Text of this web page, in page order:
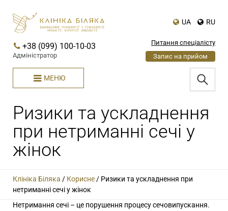
UA RU
+38 (099) 100-10-03
Адміністратор
Питання спеціалісту
Запис на прийом
МЕНЮ
Ризики та ускладнення
при нетриманні сечі у
жінок
Клініка Біляка / Корисне/ Ризики та ускладнення при
нетриманні сечі у жінок
Нетримання сечі – це порушення процесу сечовипускання.